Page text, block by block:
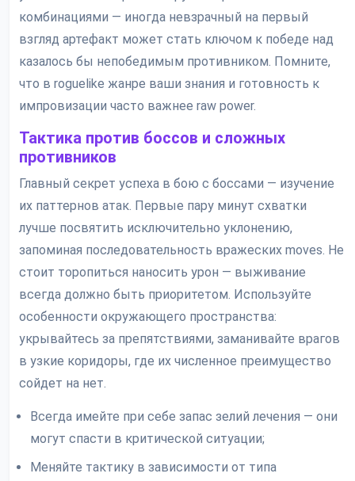
комбинациями — иногда невзрачный на первый
взгляд артефакт может стать ключом к победе над
казалось бы непобедимым противником. Помните,
что в roguelike жанре ваши знания и готовность к
импровизации часто важнее raw power.
Тактика против боссов и сложных
противников
Главный секрет успеха в бою с боссами — изучение
их паттернов атак. Первые пару минут схватки
лучше посвятить исключительно уклонению,
запоминая последовательность вражеских moves. Не
стоит торопиться наносить урон — выживание
всегда должно быть приоритетом. Используйте
особенности окружающего пространства:
укрывайтесь за препятствиями, заманивайте врагов
в узкие коридоры, где их численное преимущество
сойдет на нет.
Всегда имейте при себе запас зелий лечения — они
могут спасти в критической ситуации;
Меняйте тактику в зависимости от типа